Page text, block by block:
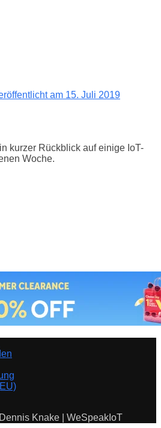
am 15. Juli 2019
kurzer Rückblick auf einige IoT-
Woche.
Knake | WeSpeakIoT